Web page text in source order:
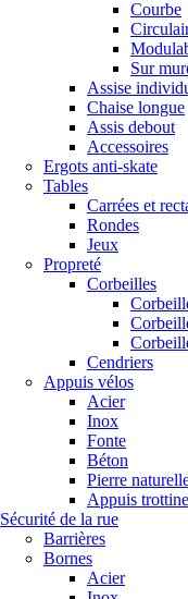
Courbe
Sur
Assise
Chaise longue
Assis debout
Accessoires
Ergots anti-skate
Tables
Carrées et
Rondes
Jeux
Propreté
Corbeilles
Cendriers
Appuis vélos
Acier
Inox
Fonte
Béton
Pierre
Appuis
Sécurité de la rue
Barrières
Bornes
Acier